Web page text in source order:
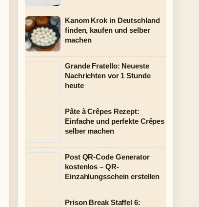
Kanom Krok in Deutschland
finden, kaufen und selber
machen
Grande Fratello: Neueste
Nachrichten vor 1 Stunde
heute
Pâte à Crêpes Rezept:
Einfache und perfekte Crêpes
selber machen
Post QR-Code Generator
kostenlos – QR-
Einzahlungsschein erstellen
Prison Break Staffel 6: